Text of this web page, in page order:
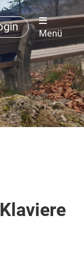
Menü